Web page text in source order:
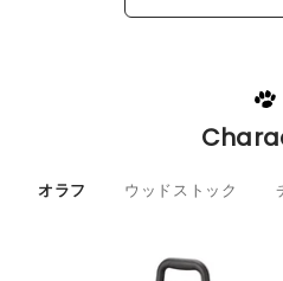
オラフ ウッドストック